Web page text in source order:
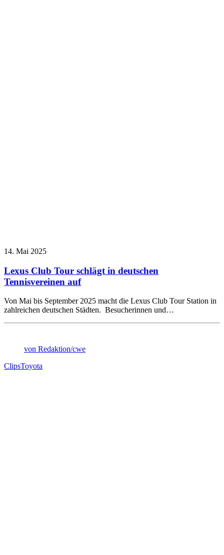
14. Mai 2025
Lexus Club Tour schlägt in deutschen
Tennisvereinen auf
Von Mai bis September 2025 macht die Lexus Club Tour Station in
zahlreichen deutschen Städten. Besucherinnen und…
von Redaktion/cwe
ClipsToyota